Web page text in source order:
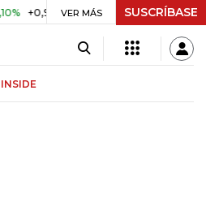
UVR $ 416,91 +$ 0,05 +0,01%
VER MÁS SUSCRÍBASE
INSIDE